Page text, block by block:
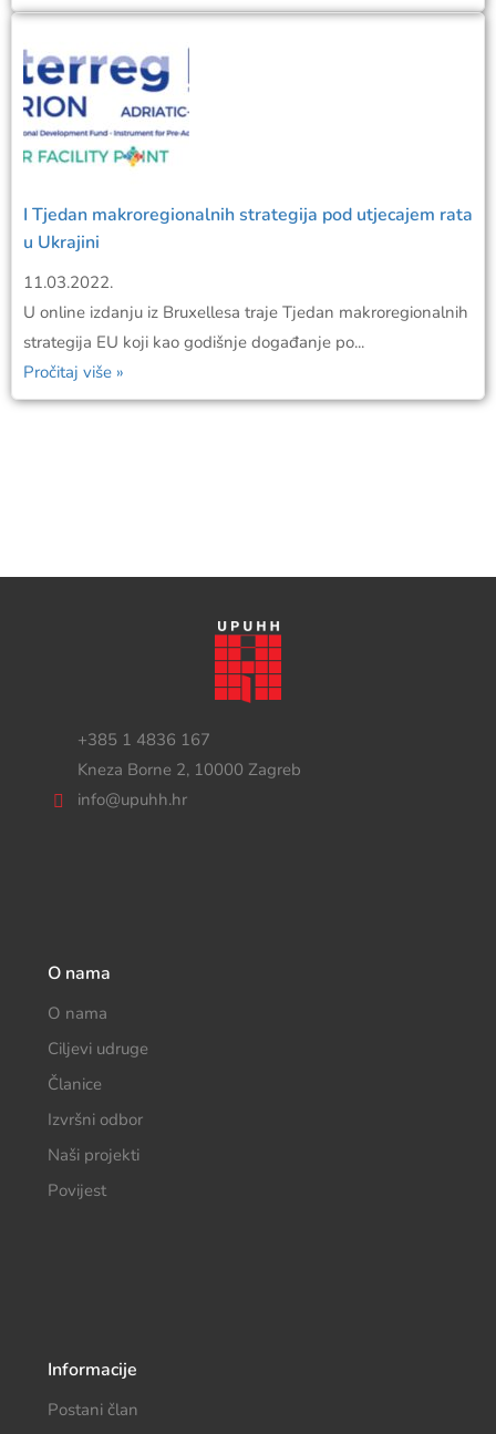
I Tjedan makroregionalnih strategija pod utjecajem rata
u Ukrajini
11.03.2022.
U online izdanju iz Bruxellesa traje Tjedan makroregionalnih
strategija EU koji kao godišnje događanje po...
Pročitaj više »
+385 1 4836 167
Kneza Borne 2, 10000 Zagreb
info@upuhh.hr
O nama
O nama
Ciljevi udruge
Članice
Izvršni odbor
Naši projekti
Povijest
Informacije
Postani član